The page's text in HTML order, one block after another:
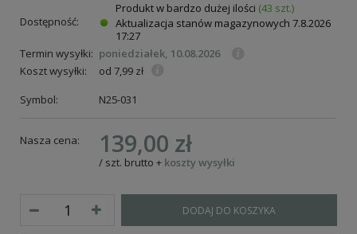
Dostępność:
Produkt w bardzo dużej ilości (43 szt.)
Aktualizacja stanów magazynowych 7.8.2026
17:27
Termin wysyłki: poniedziałek, 10.08.2026
Koszt wysyłki:
od 7,99 zł
Symbol:
N25-031
Nasza cena: 139,00 zł
/ szt. brutto + koszty wysyłki
DODAJ DO KOSZYKA